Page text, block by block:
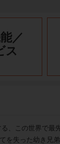
／
ス
、この世界で最
を失った幼き兄